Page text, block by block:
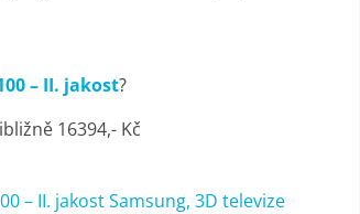
– II. jakost?
16394,- Kč
– II. jakost Samsung, 3D televize